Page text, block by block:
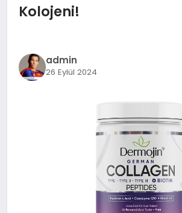
EKONOMİ
TEKNOLOJİ
Kolojeni!
admin
26 Eylül 2024